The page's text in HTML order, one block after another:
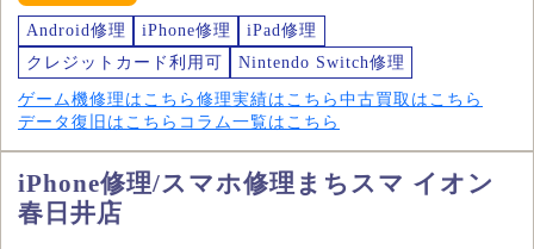
Android修理 iPhone修理
iPad修理
クレジットカード利用可
Nintendo Switch修理
ゲーム機修理はこちら 修理実績はこちら 中古買取はこちら
データ復旧はこちら コラム一覧はこちら
iPhone修理/スマホ修理まちスマ イオン
春日井店